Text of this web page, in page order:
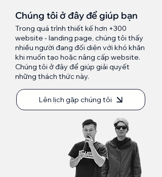
Chúng tôi ở đây để giúp bạn
Trong quá trình thiết kế hơn +300
website - landing page, chúng tôi thấy
nhiều người đang đối diện với khó khăn
khi muốn tạo hoặc nâng cấp website.
Chúng tôi ở đây để giúp giải quyết
những thách thức này.
Lên lịch gặp chúng tôi